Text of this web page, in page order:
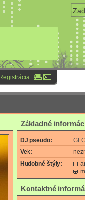
Základné
DJ pseudo:
Vek:
Hudobné štýly:
Kontaktné